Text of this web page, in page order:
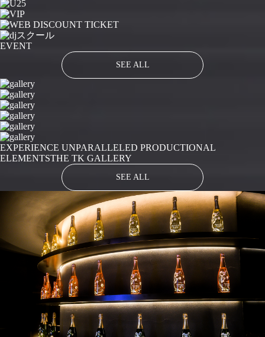
EVENT
SEE ALL
EXPERIENCE UNPARALLELED PRODUCTIONAL
ELEMENTSTHE TK GALLERY
SEE ALL